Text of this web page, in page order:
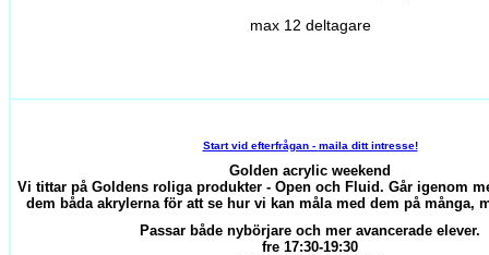
max 12 deltagare
Start vid efterfrågan - maila ditt intresse!
Golden acrylic weekend
Vi tittar på Goldens roliga produkter - Open och Fluid. Går igenom
dem båda akrylerna för att se hur vi kan måla med dem på många,
Passar både nybörjare och mer avancerade elever.
fre 17:30-19:30